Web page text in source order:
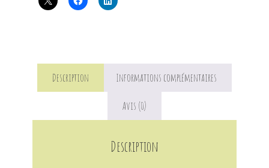
Description Informations complémentaires
Avis (0)
Description